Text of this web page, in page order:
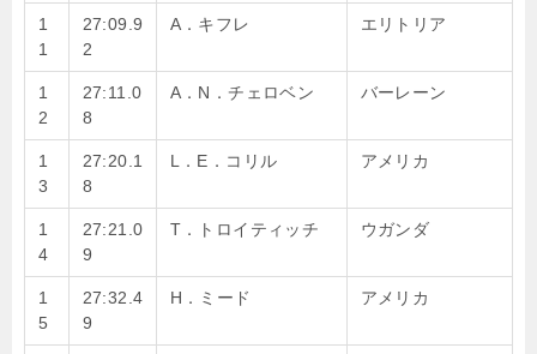
1
1
27:09.9
2
A．キフレ エリトリア
1
2
27:11.0
8
A．N．チェロベン バーレーン
1
3
27:20.1
8
L．E．コリル アメリカ
1
4
27:21.0
9
T．トロイティッチ ウガンダ
1
5
27:32.4
9
H．ミード アメリカ